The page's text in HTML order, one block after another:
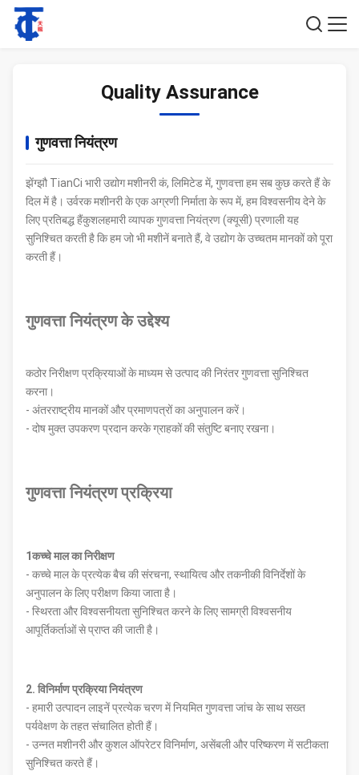
Quality Assurance
गुणवत्ता नियंत्रण
झेंग्झौ TianCi भारी उद्योग मशीनरी कं, लिमिटेड में, गुणवत्ता हम सब कुछ करते हैं के
दिल में है। उर्वरक मशीनरी के एक अग्रणी निर्माता के रूप में, हम विश्वसनीय देने के
लिए प्रतिबद्ध हैंकुशलहमारी व्यापक गुणवत्ता नियंत्रण (क्यूसी) प्रणाली यह
सुनिश्चित करती है कि हम जो भी मशीनें बनाते हैं, वे उद्योग के उच्चतम मानकों को पूरा
करती हैं।
गुणवत्ता नियंत्रण के उद्देश्य
कठोर निरीक्षण प्रक्रियाओं के माध्यम से उत्पाद की निरंतर गुणवत्ता सुनिश्चित
करना।
- अंतरराष्ट्रीय मानकों और प्रमाणपत्रों का अनुपालन करें।
- दोष मुक्त उपकरण प्रदान करके ग्राहकों की संतुष्टि बनाए रखना।
गुणवत्ता नियंत्रण प्रक्रिया
1कच्चे माल का निरीक्षण
- कच्चे माल के प्रत्येक बैच की संरचना, स्थायित्व और तकनीकी विनिर्देशों के
अनुपालन के लिए परीक्षण किया जाता है।
- स्थिरता और विश्वसनीयता सुनिश्चित करने के लिए सामग्री विश्वसनीय
आपूर्तिकर्ताओं से प्राप्त की जाती है।
2. विनिर्माण प्रक्रिया नियंत्रण
- हमारी उत्पादन लाइनें प्रत्येक चरण में नियमित गुणवत्ता जांच के साथ सख्त
पर्यवेक्षण के तहत संचालित होती हैं।
- उन्नत मशीनरी और कुशल ऑपरेटर विनिर्माण, असेंबली और परिष्करण में सटीकता
सुनिश्चित करते हैं।